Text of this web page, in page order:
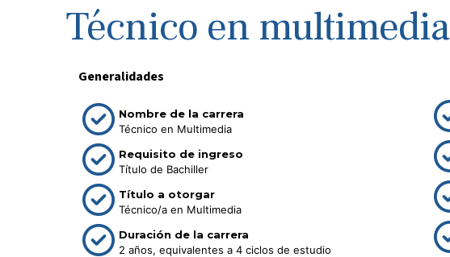
Técnico en multimedia
Generalidades
Nombre de la carrera
Técnico en Multimedia
Requisito de ingreso
Título de Bachiller
Título a otorgar
Técnico/a en Multimedia
Duración de la carrera
2 años, equivalentes a 4 ciclos de estudio